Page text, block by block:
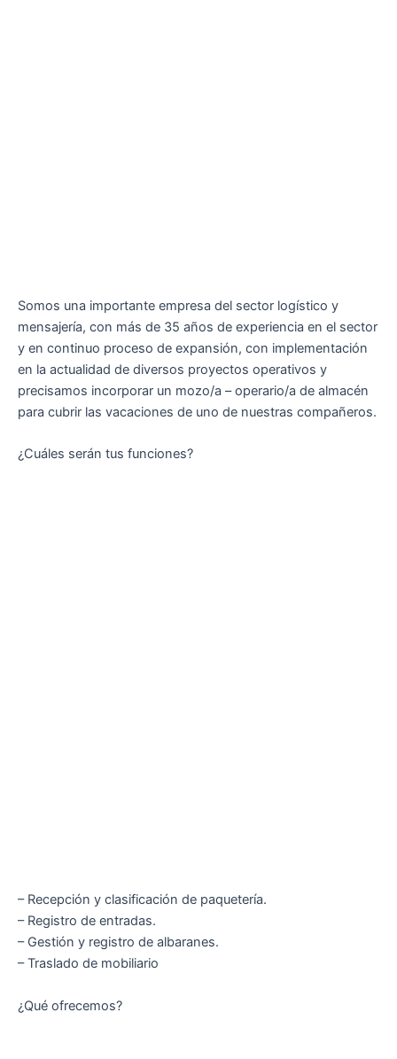
Somos una importante empresa del sector logístico y
mensajería, con más de 35 años de experiencia en el sector
y en continuo proceso de expansión, con implementación
en la actualidad de diversos proyectos operativos y
precisamos incorporar un mozo/a – operario/a de almacén
para cubrir las vacaciones de uno de nuestras compañeros.
¿Cuáles serán tus funciones?
– Recepción y clasificación de paquetería.
– Registro de entradas.
– Gestión y registro de albaranes.
– Traslado de mobiliario
¿Qué ofrecemos?